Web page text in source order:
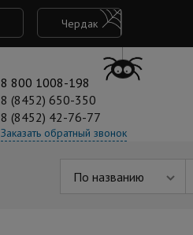
Чердак
8 800 1008-198
8 (8452) 650-350
8 (8452) 42-76-77
Заказать обратный звонок
По названию